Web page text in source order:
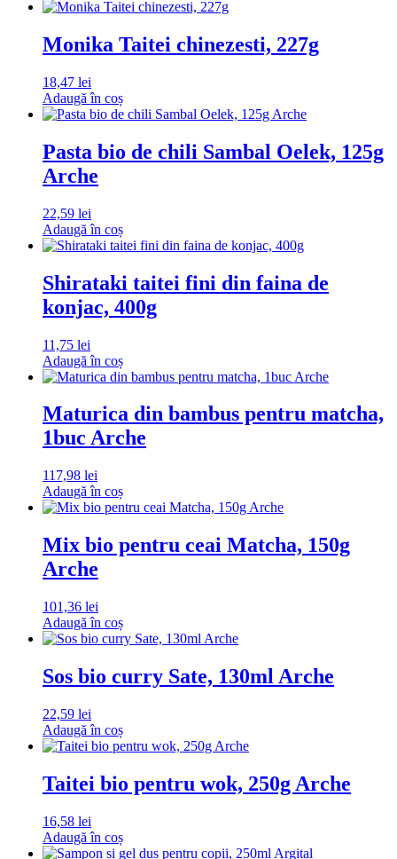
Monika Taitei chinezesti, 227g
18,47 lei
Adaugă în coș
Pasta bio de chili Sambal Oelek, 125g
Arche
22,59 lei
Adaugă în coș
Shirataki taitei fini din faina de
konjac, 400g
11,75 lei
Adaugă în coș
Maturica din bambus pentru matcha,
1buc Arche
117,98 lei
Adaugă în coș
Mix bio pentru ceai Matcha, 150g
Arche
101,36 lei
Adaugă în coș
Sos bio curry Sate, 130ml Arche
22,59 lei
Adaugă în coș
Taitei bio pentru wok, 250g Arche
16,58 lei
Adaugă în coș